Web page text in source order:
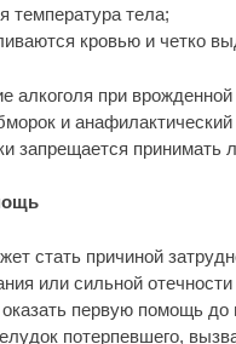
температура тела;
кровью и четко
алкоголя при
и
запрещается
стать причиной
или сильной
первую помощь до
потерпевшего,